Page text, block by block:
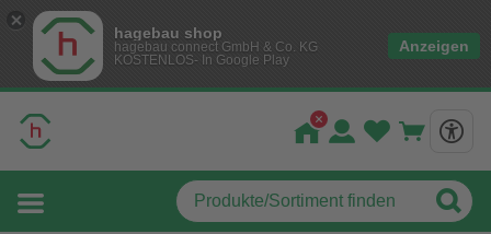
hagebau shop
hagebau connect GmbH & Co. KG
KOSTENLOS- In Google Play
Anzeigen